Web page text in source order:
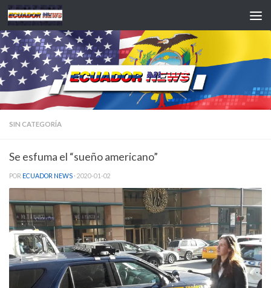
Saltar al contenido
SIN CATEGORÍA
Se esfuma el “sueño americano”
POR ECUADOR NEWS · 2020-01-02